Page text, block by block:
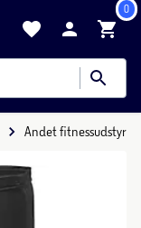
0
Andet fitnessudstyr